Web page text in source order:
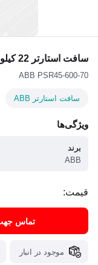
سافت استارتر 22 کیلووات ABB PSR45-600-70
ABB PSR45-600-70
سافت استارتر ABB
ویژگی‌ها
برند
ABB
قیمت:
تماس
موجود در انبار